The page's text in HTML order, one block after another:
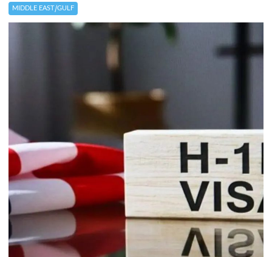
MIDDLE EAST/GULF